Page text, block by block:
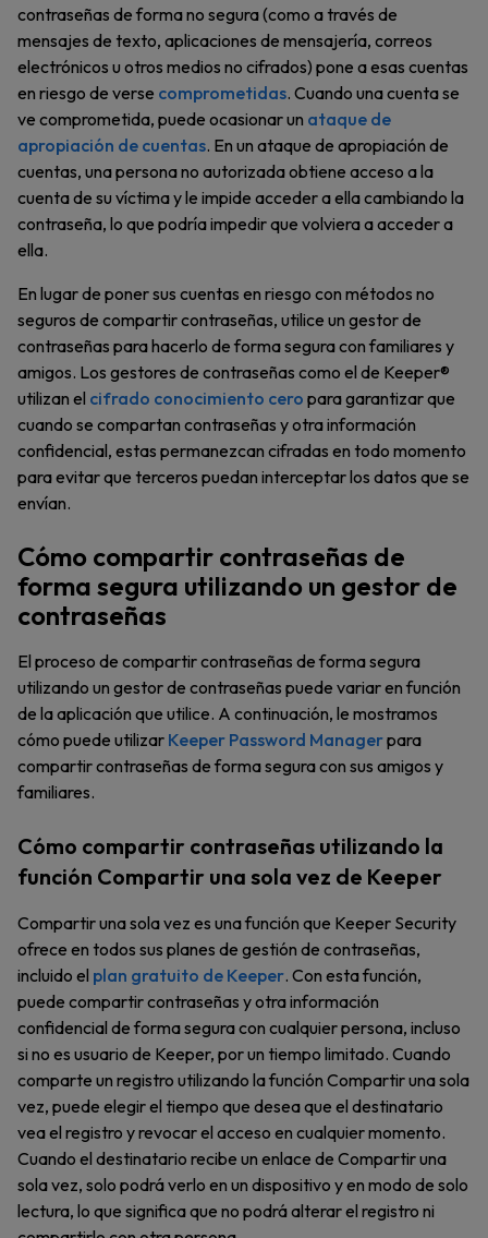
contraseñas de forma no segura (como a través de
mensajes de texto, aplicaciones de mensajería, correos
electrónicos u otros medios no cifrados) pone a esas cuentas
en riesgo de verse comprometidas. Cuando una cuenta se
ve comprometida, puede ocasionar un ataque de
apropiación de cuentas. En un ataque de apropiación de
cuentas, una persona no autorizada obtiene acceso a la
cuenta de su víctima y le impide acceder a ella cambiando la
contraseña, lo que podría impedir que volviera a acceder a
ella.
En lugar de poner sus cuentas en riesgo con métodos no
seguros de compartir contraseñas, utilice un gestor de
contraseñas para hacerlo de forma segura con familiares y
amigos. Los gestores de contraseñas como el de Keeper®
utilizan el cifrado conocimiento cero para garantizar que
cuando se compartan contraseñas y otra información
confidencial, estas permanezcan cifradas en todo momento
para evitar que terceros puedan interceptar los datos que se
envían.
Cómo compartir contraseñas de
forma segura utilizando un gestor de
contraseñas
El proceso de compartir contraseñas de forma segura
utilizando un gestor de contraseñas puede variar en función
de la aplicación que utilice. A continuación, le mostramos
cómo puede utilizar Keeper Password Managerpara
compartir contraseñas de forma segura con sus amigos y
familiares.
Cómo compartir contraseñas utilizando la
función Compartir una sola vez de Keeper
Compartir una sola vez es una función que Keeper Security
ofrece en todos sus planes de gestión de contraseñas,
incluido el plan gratuito de Keeper. Con esta función,
puede compartir contraseñas y otra información
confidencial de forma segura con cualquier persona, incluso
si no es usuario de Keeper, por un tiempo limitado. Cuando
comparte un registro utilizando la función Compartir una sola
vez, puede elegir el tiempo que desea que el destinatario
vea el registro y revocar el acceso en cualquier momento.
Cuando el destinatario recibe un enlace de Compartir una
sola vez, solo podrá verlo en un dispositivo y en modo de solo
lectura, lo que significa que no podrá alterar el registro ni